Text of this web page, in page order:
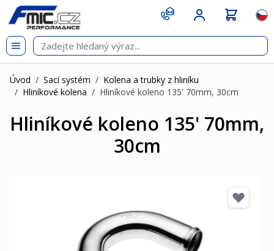
Přejít na obsah
git s
Úvod / Sací systém / Kolena a trubky z hliníku
/ Hliníkové kolena / Hliníkové koleno 135' 70mm, 30cm
Hliníkové koleno 135' 70mm,
30cm